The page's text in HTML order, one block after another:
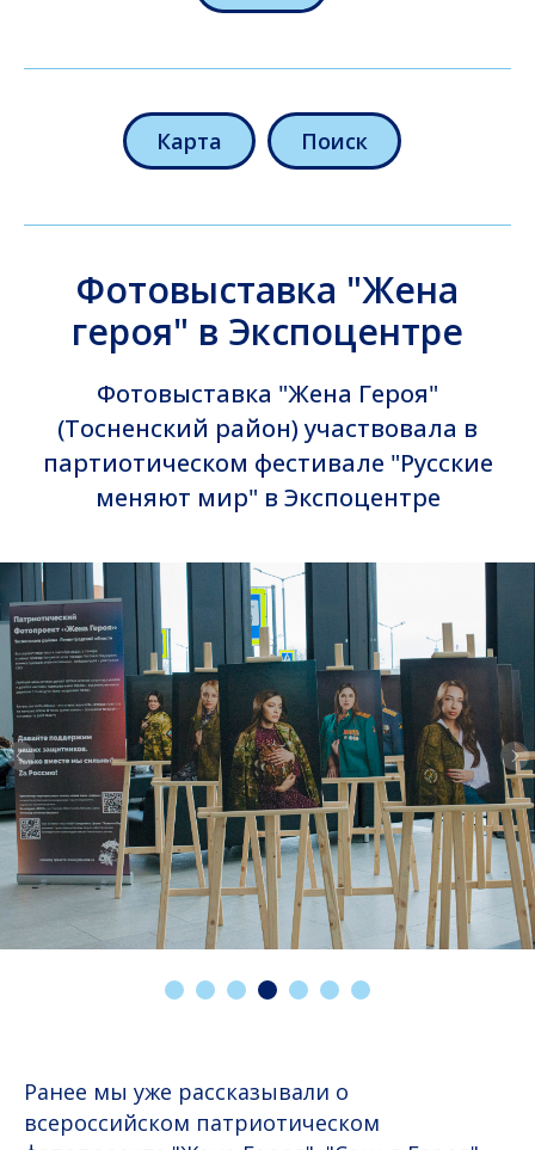
Карта Поиск
Фотовыставка "Жена
героя" в Экспоцентре
Фотовыставка "Жена Героя"
(Тосненский район) участвовала в
партиотическом фестивале "Русские
меняют мир" в Экспоцентре
Ранее мы уже рассказывали о
всероссийском патриотическом